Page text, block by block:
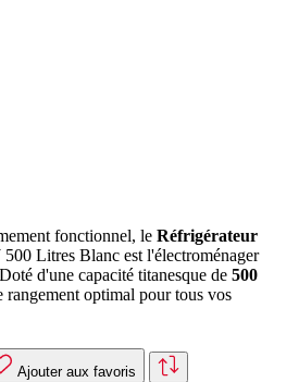
fonctionnel, le Réfrigérateur
500 Litres Blanc est l'électroménager
d'une capacité titanesque de 500
rangement optimal pour tous vos
Ajouter aux favoris